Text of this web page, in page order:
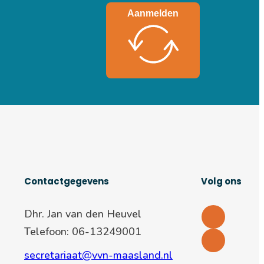
Aanmelden
Contactgegevens
Dhr. Jan van den Heuvel
Telefoon: 06-13249001
secretariaat@vvn-maasland.nl
Volg ons